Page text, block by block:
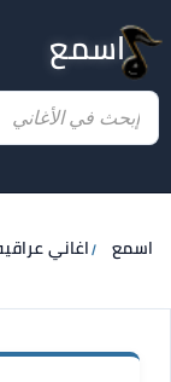
اسمع
اسمع اغاني